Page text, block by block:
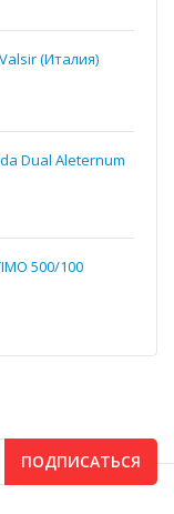
(Италия)
Dual Aleternum
500/100
ПОДПИСАТЬСЯ